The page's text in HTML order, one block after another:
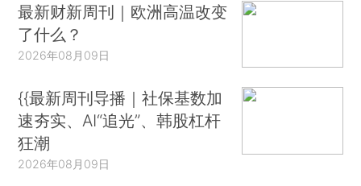
最新财新周刊｜欧洲高温改变
了什么？
2026年08月09日
{{最新周刊导播｜社保基数加
速夯实、AI“追光”、韩股杠杆
狂潮
2026年08月09日